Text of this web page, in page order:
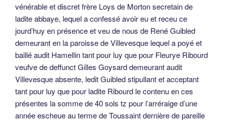
vénérable et discret frère Loys de Morton secretain de
ladite abbaye, lequel a confessé avoir eu et receu ce
jourd’huy en présence et veu de nous de René Guibled
demeurant en la paroisse de Villevesque lequel a poyé et
baillé audit Hamellin tant pour luy que pour Fleurye Ribourd
veufve de deffunct Gilles Goysard demeurant audit
Villevesque absente, ledit Guibled stipullant et acceptant
tant pour luy que pour ladite Ribourd le contenu en ces
présentes la somme de 40 sols tz pour l’arréraige d’une
année escheue au terme de Toussaint dernière de pareille